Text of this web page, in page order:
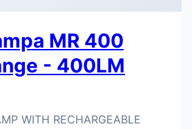
MR 400
- 400LM
WITH RECHARGEABLE